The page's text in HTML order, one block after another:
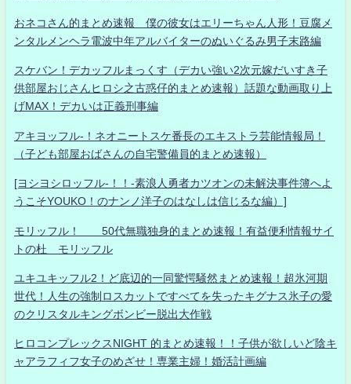
おネコさん的まとめ速報 僕の彼女はエリーちゃん人形！豆腐メ
ンタルメンヘラ電波中年アルバイターのぬいぐるみ男子末路編
スケバン！デカッフルまっくす（デカい強い2次元嫁だいすき子
供部屋おじさんヒロシ之古惑仔的まとめ速報）話題な動画取り上
げMAX！デカいは正義刑事編
アキヨッフル-！ネオニートスケ番長のエキストラ芸能情報局！
（子ども部屋おばさんの自宅警備員的まとめ速報）
[ヨシヨシロッフル-！！-素浪人勇者カツオンの未解決事件簿へよ
うこそYOUKO！のナンノ洋子のはなしは信じるな編）]
モリッフル！ 50代無職独身的まとめ速報！有益便利情報サイ
トの杜 モリッフル
ユキユキッフル2！ど底辺的一同驚愕騒然まとめ速報！超氷河期
世代！人生の強制ロスカットですべてを失ったキグナス氷子の愛
のクリスタルキングボンビー脱出大作戦
ヒロコンプレックスNIGHT 的まとめ速報！！子供が欲しいど陰キ
ャアラフィフ女子のめざせ！専業主婦！婚活計画編